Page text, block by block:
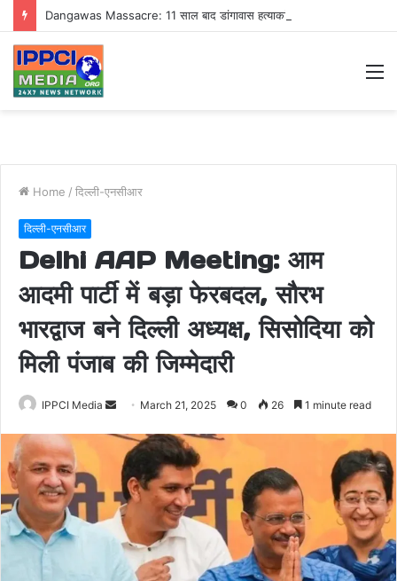
Home / दिल्ली-एनसीआर
दिल्ली-एनसीआर
Delhi AAP Meeting: आम
आदमी पार्टी में बड़ा फेरबदल, सौरभ
भारद्वाज बने दिल्ली अध्यक्ष, सिसोदिया को
मिली पंजाब की जिम्मेदारी
IPPCI Media
Send
email
March 21, 2025 0 26 1 minute read